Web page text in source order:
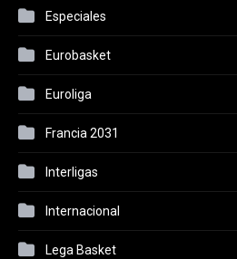
Especiales
Eurobasket
Euroliga
Francia 2031
Interligas
Internacional
Lega Basket